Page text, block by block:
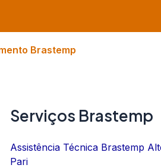
Brastemp
Serviços Brastemp
Assistência Técnica Brastemp
Pari